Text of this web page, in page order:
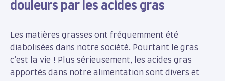
douleurs par les acides gras
Les matières grasses ont fréquemment été
diabolisées dans notre société. Pourtant le gras
c’est la vie ! Plus sérieusement, les acides gras
apportés dans notre alimentation sont divers et